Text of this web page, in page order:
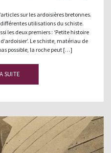
sur les ardoisières bretonnes.
utilisations du schiste.
les deux premiers : ‘Petite histoire
Le schiste, matériau de
possible, la roche peut […]
SUITE